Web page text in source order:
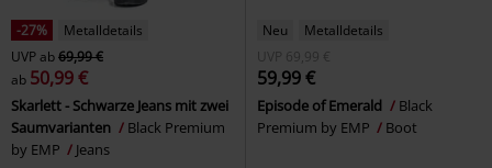
-27%
Metalldetails
UVPab69,99 €
ab 50,99 €
Skarlett - Schwarze Jeans mit zwei
Saumvarianten
Black Premium
by EMP
Jeans
Neu
Metalldetails
UVP
69,99 €
59,99 €
Episode of Emerald
Black
Premium by EMP
Boot